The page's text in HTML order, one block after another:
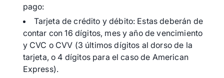
pago:
Tarjeta de crédito y débito: Estas deberán de
contar con 16 dígitos, mes y año de vencimiento
y CVC o CVV (3 últimos dígitos al dorso de la
tarjeta, o 4 dígitos para el caso de American
Express).